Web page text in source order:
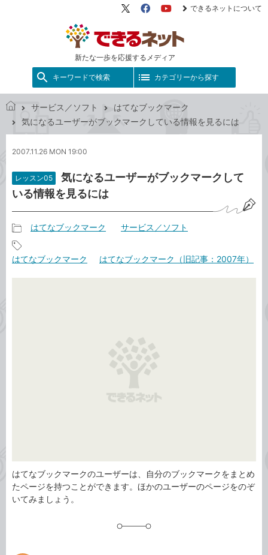
新たな一歩を応援するメディア
X（旧
FacebookYouTube
できるネットについて
キーワードで検索 カテゴリーから探す
で
ネ
ト
サービス／ソフト
はてなブックマーク
気になるユーザーがブックマークしている情報を見るには
2007.11.26 MON 19:00
レッスン05
気になるユーザーがブックマークして
いる情報を見るには
カ
テ
はてなブックマーク サービス／ソフト
記
はてなブックマーク はてなブックマーク（旧記事：2007年）
はてなブックマークのユーザーは、自分のブックマークをまとめ
たページを持つことができます。ほかのユーザーのページをのぞ
いてみましょう。